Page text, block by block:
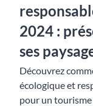
2024 :
ses
Découvrez
écologique et
pour un